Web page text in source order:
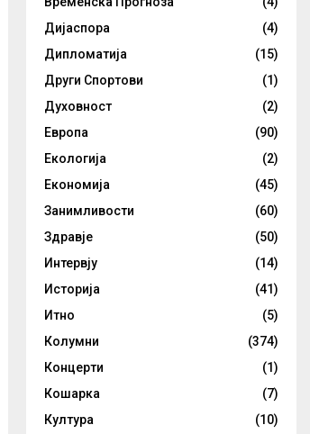
Дијаспора
(4)
Дипломатија
(15)
Други Спортови
(1)
Духовност
(2)
Европа
(90)
Екологија
(2)
Економија
(45)
Занимливости
(60)
Здравје
(50)
Интервју
(14)
Историја
(41)
Итно
(5)
Колумни
(374)
Концерти
(1)
Кошарка
(7)
Култура
(10)